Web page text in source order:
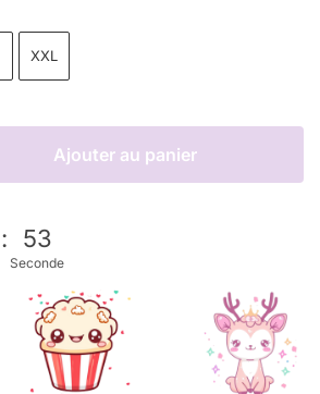
XXL
Ajouter au panier
: 53
Seconde